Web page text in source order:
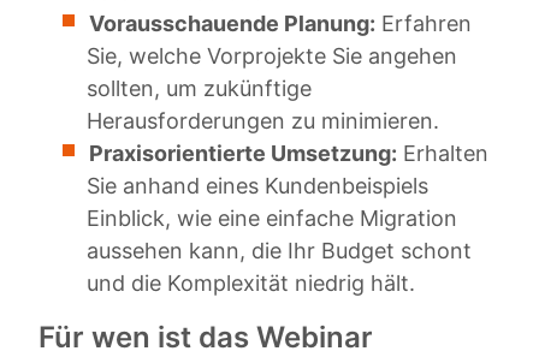
Vorausschauende Planung: Erfahren
Sie, welche Vorprojekte Sie angehen
sollten, um zukünftige
Herausforderungen zu minimieren.
Praxisorientierte Umsetzung: Erhalten
Sie anhand eines Kundenbeispiels
Einblick, wie eine einfache Migration
aussehen kann, die Ihr Budget schont
und die Komplexität niedrig hält.
Für wen ist das Webinar